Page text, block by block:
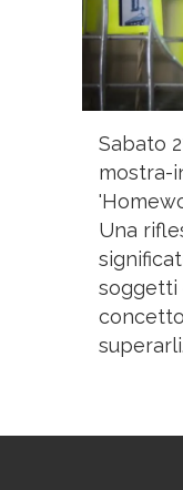
Sabato
mostra-
Una
soggetti